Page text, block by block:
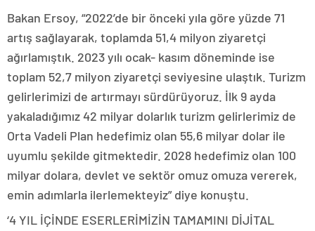
Bakan Ersoy, “2022’de bir önceki yıla göre yüzde 71
artış sağlayarak, toplamda 51,4 milyon ziyaretçi
ağırlamıştık. 2023 yılı ocak- kasım döneminde ise
toplam 52,7 milyon ziyaretçi seviyesine ulaştık. Turizm
gelirlerimizi de artırmayı sürdürüyoruz. İlk 9 ayda
yakaladığımız 42 milyar dolarlık turizm gelirlerimiz de
Orta Vadeli Plan hedefimiz olan 55,6 milyar dolar ile
uyumlu şekilde gitmektedir. 2028 hedefimiz olan 100
milyar dolara, devlet ve sektör omuz omuza vererek,
emin adımlarla ilerlemekteyiz” diye konuştu.
‘4 YIL İÇİNDE ESERLERİMİZİN TAMAMINI DİJİTAL